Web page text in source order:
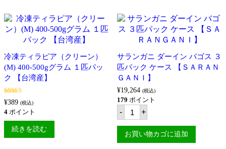
個
【国
内
製
造】
900g
【ブ
ラ
産】
個
プ）
60
匹
ク
(1300g)
【有
ブ
ラ
ッ
ク
タ
イ
ガ
冷凍ティラピア（クリーン）
(M) 400-500gグラム １匹パッ
ク 【台湾産】
5段階中5.00
の評価
¥389 (税込)
4 ポイント
続きを読む
サランガニ ダーイン バゴス ３
匹パック ケース 【ＳＡＲＡＮ
ＧＡＮＩ】
¥19,264 (税込)
179 ポイント
- サ
ラ
ン
ガ
ニ
+
お買い物カゴに追加